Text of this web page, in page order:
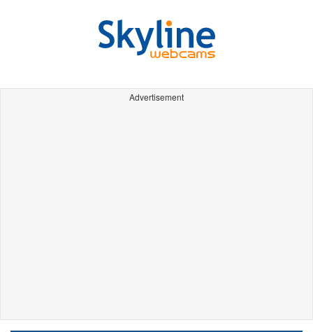
Advertisement